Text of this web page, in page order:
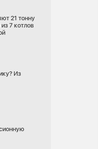
21 тонну
7 котлов
Из
модернизацию
и подготовку к
сезону